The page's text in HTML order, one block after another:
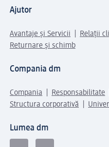
Ajutor
Avantaje și Servicii Relații
Returnare și schimb
Compania dm
Compania Responsabilitate
Structura corporativă
Lumea dm